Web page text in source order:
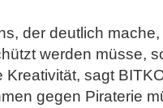
der deutlich
werden müsse,
Kreativität, sagt
gegen Piraterie